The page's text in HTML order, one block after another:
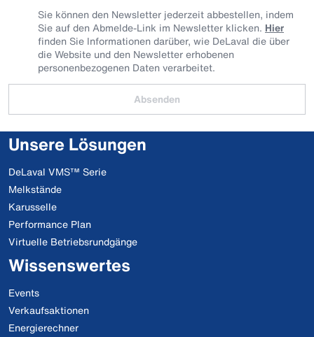
Sie können den Newsletter jederzeit abbestellen, indem
Sie auf den Abmelde-Link im Newsletter klicken. Hier
finden Sie Informationen darüber, wie DeLaval die über
die Website und den Newsletter erhobenen
personenbezogenen Daten verarbeitet.
Absenden
Unsere Lösungen
DeLaval VMS™ Serie
Melkstände
Karusselle
Performance Plan
Virtuelle Betriebsrundgänge
Wissenswertes
Events
Verkaufsaktionen
Energierechner